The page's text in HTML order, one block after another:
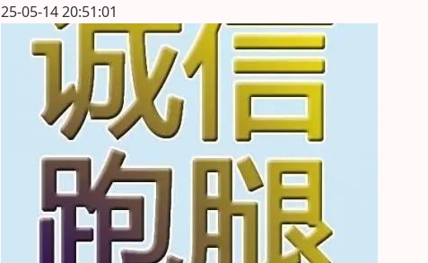
25-05-14 20:51:01